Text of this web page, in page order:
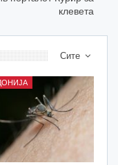
клевета
Сите